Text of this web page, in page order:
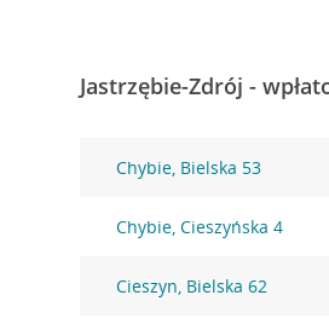
Jastrzębie-Zdrój -
Chybie, Bielska 53
Chybie, Cieszyńska 4
Cieszyn, Bielska 62